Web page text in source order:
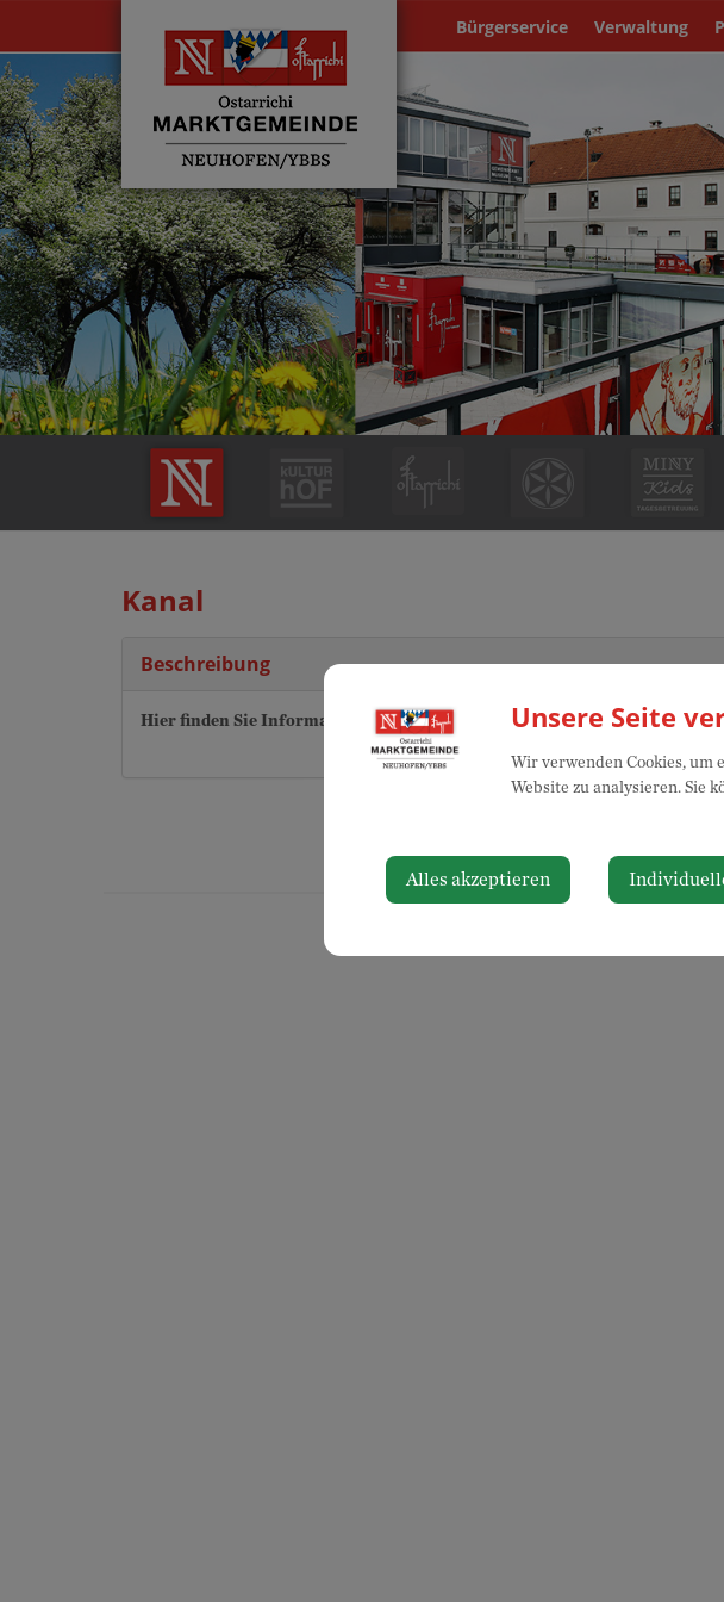
Bürgerservice Verwaltung
Kanal
Beschreibung
Hier finden Sie Informationen zum Thema "Bauwesen".Unsere Seite
Wir verwenden Cookies, um
Website zu analysieren. Sie
Alles akzeptieren